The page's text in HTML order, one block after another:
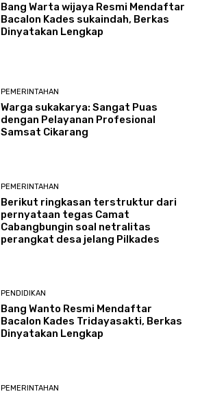
Bang Warta wijaya Resmi Mendaftar
Bacalon Kades sukaindah, Berkas
Dinyatakan Lengkap
PEMERINTAHAN
Warga sukakarya: Sangat Puas
dengan Pelayanan Profesional
Samsat Cikarang
PEMERINTAHAN
Berikut ringkasan terstruktur dari
pernyataan tegas Camat
Cabangbungin soal netralitas
perangkat desa jelang Pilkades
PENDIDIKAN
Bang Wanto Resmi Mendaftar
Bacalon Kades Tridayasakti, Berkas
Dinyatakan Lengkap
PEMERINTAHAN